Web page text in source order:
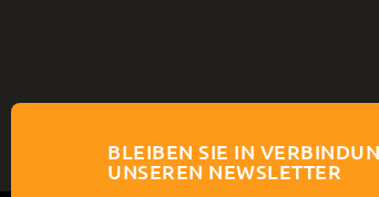
BLEIBEN SIE IN
UNSEREN NEWSLETTER